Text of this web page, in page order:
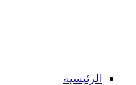
الرئيسية